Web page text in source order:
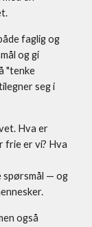
faglig og
og gi
"tenke
seg i
Hva er
frie er vi? Hva
spørsmål — og
også